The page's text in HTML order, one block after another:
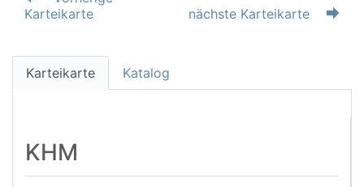
Karteikarte
nächste Karteikarte
Karteikarte Katalog
KHM